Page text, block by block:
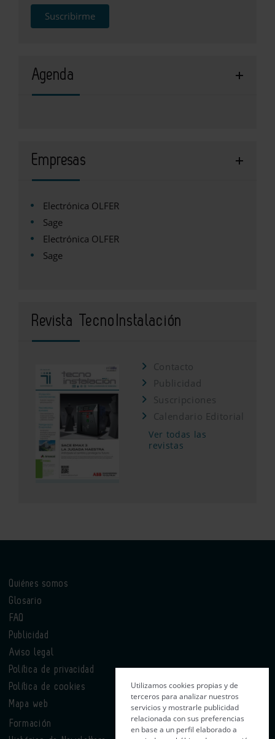
Suscribirme
Agenda
Empresas
Electrónica OLFER
Sage
Electrónica OLFER
Sage
Revista TecnoInstalación
Contacto
Publicidad
Suscripciones
Calendario Editorial
Ver todas las
revistas
Quiénes somos
Glosario
FAQ
Publicidad
Aviso legal
Política de privacidad
Política de cookies
Mapa web
Formación
Utilizamos cookies propias y de
terceros para analizar nuestros
servicios y mostrarle publicidad
relacionada con sus preferencias
en base a un perfil elaborado a